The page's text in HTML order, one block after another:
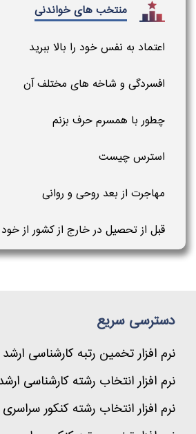
منتخب های خواندنی
اعتماد به نفس خود را بالا ببرید
افسردگی و شاخه های مختلف آن
چطور با همسرم حرف بزنم
استرس چیست
مهاجرت از بعد روحی و روانی
قبل از تحصیل در خارج از کشور از
دسترسی سریع
نرم افزار تخمین رتبه کارشناسی ارشد
نرم افزار انتخاب رشته کارشناسی
نرم افزار انتخاب رشته کنکور سراسری